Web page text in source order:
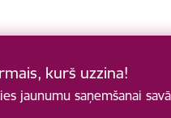
kurš uzzina!
jaunumu saņemšanai